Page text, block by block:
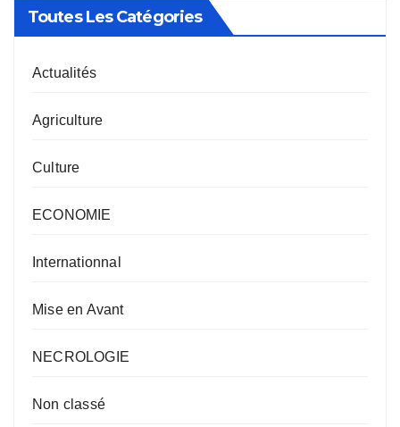
Toutes Les Catégories
Actualités
Agriculture
Culture
ECONOMIE
Internationnal
Mise en Avant
NECROLOGIE
Non classé